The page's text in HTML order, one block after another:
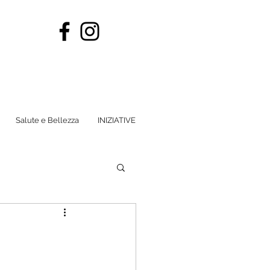
Salute e Bellezza INIZIATIVE